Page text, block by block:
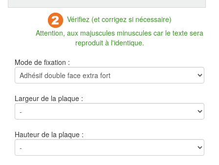
Vérifiez (et corrigez si nécessaire)
Attention, aux majuscules minuscules car le texte sera
reproduit à l'identique.
Mode de fixation :
Largeur de la plaque :
Hauteur de la plaque :